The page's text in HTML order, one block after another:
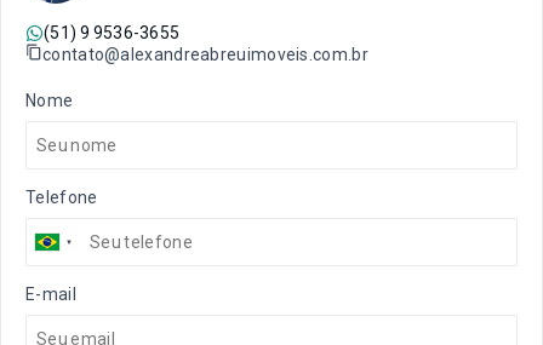
(51) 9 9536-3655
contato@alexandreabreuimoveis.com.br
Nome
Telefone
E-mail